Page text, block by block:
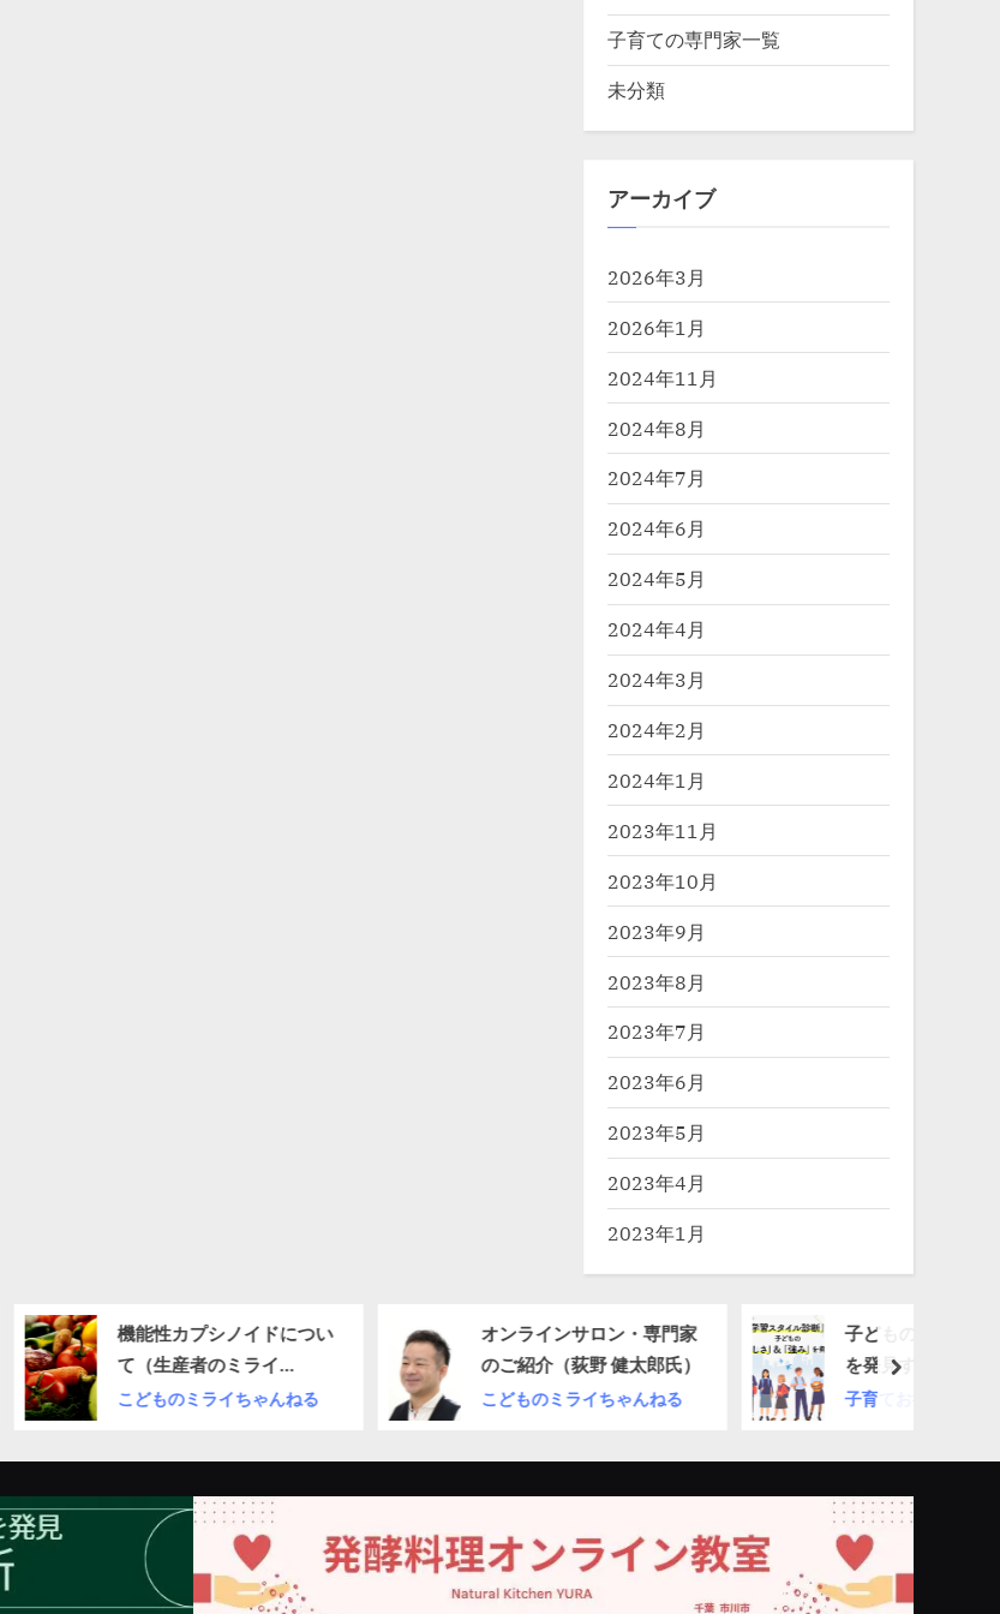
子育ての専門家一覧
未分類
アーカイブ
2026年3月
2026年1月
2024年11月
2024年8月
2024年7月
2024年6月
2024年5月
2024年4月
2024年3月
2024年2月
2024年1月
2023年11月
2023年10月
2023年9月
2023年8月
2023年7月
2023年6月
2023年5月
2023年4月
2023年1月
機能性カプシノイドについ
て（生産者のミライ
EXPO）
こどものミライちゃんねる
オンラインサロン・専門家
のご紹介（荻野 健太郎氏）
こどものミライちゃんねる
子どもの「らしさ＆強み」
を発見する「学習スタイル
診断」
子育てお役立ち情報
next